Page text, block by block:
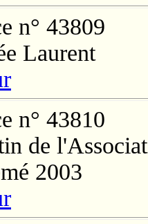
n° 43809
Laurent
n° 43810
de
2003